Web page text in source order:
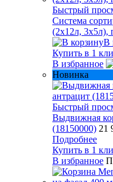
Быстрый
Система
(2х12л, 3х5л),
В
Купить в 1
В избранное
Новинка
Быстрый
Выдвижная
(18150000) 21
Подробнее
Купить в 1
В избранное